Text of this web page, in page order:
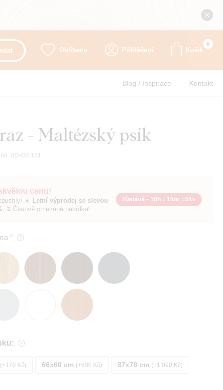
Oblíbené Přihlášení Košík
0
Blog / Inspirace Kontakt
- Maltézský psík
BD-OZ-131
cenu!
☀️ Letní výprodej se slevou
⏳ Časově omezená nabídka!
Zůstává - 18h : 14m : 49v
+170 Kč 66x60 cm +600 Kč 87x78 cm +1 090 Kč